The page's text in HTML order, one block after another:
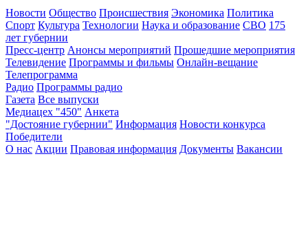
Новости Общество Происшествия Экономика Политика
Спорт Культура Технологии Наука и образование СВО 175
лет губернии
Пресс-центр Анонсы мероприятий Прошедшие мероприятия
Телевидение Программы и фильмы Онлайн-вещание
Телепрограмма
Радио Программы радио
Газета Все выпуски
Медиацех "450" Анкета
"Достояние губернии" Информация Новости конкурса
Победители
О нас Акции Правовая информация Документы Вакансии